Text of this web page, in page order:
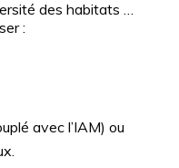
des habitats …
:
avec l’IAM) ou